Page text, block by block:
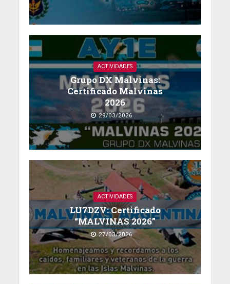
ACTIVIDADES
Grupo DX Malvinas:
Certificado Malvinas
2026
29/03/2026
ACTIVIDADES
LU7DZV: Certificado
“MALVINAS 2026”
27/03/2026